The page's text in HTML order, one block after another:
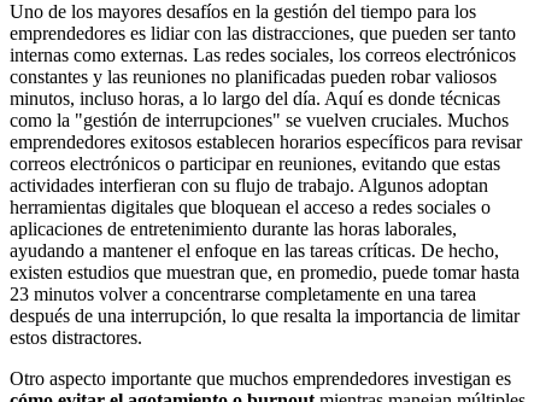
Uno de los mayores desafíos en la gestión del tiempo para los
emprendedores es lidiar con las distracciones, que pueden ser tanto
internas como externas. Las redes sociales, los correos electrónicos
constantes y las reuniones no planificadas pueden robar valiosos
minutos, incluso horas, a lo largo del día. Aquí es donde técnicas
como la "gestión de interrupciones" se vuelven cruciales. Muchos
emprendedores exitosos establecen horarios específicos para revisar
correos electrónicos o participar en reuniones, evitando que estas
actividades interfieran con su flujo de trabajo. Algunos adoptan
herramientas digitales que bloquean el acceso a redes sociales o
aplicaciones de entretenimiento durante las horas laborales,
ayudando a mantener el enfoque en las tareas críticas. De hecho,
existen estudios que muestran que, en promedio, puede tomar hasta
23 minutos volver a concentrarse completamente en una tarea
después de una interrupción, lo que resalta la importancia de limitar
estos distractores.
Otro aspecto importante que muchos emprendedores investigan es